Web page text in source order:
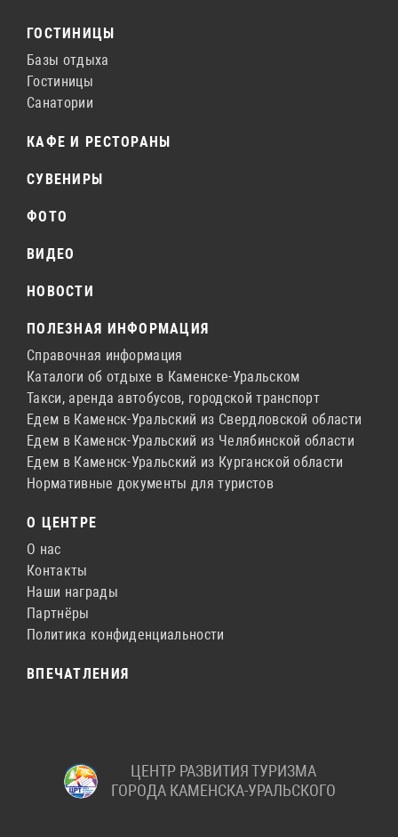
ГОСТИНИЦЫ
Базы отдыха
Гостиницы
Санатории
КАФЕ И РЕСТОРАНЫ
СУВЕНИРЫ
ФОТО
ВИДЕО
НОВОСТИ
ПОЛЕЗНАЯ ИНФОРМАЦИЯ
Справочная информация
Каталоги об отдыхе в Каменске-Уральском
Такси, аренда автобусов, городской транспорт
Едем в Каменск-Уральский из Свердловской области
Едем в Каменск-Уральский из Челябинской области
Едем в Каменск-Уральский из Курганской области
Нормативные документы для туристов
О ЦЕНТРЕ
О нас
Контакты
Наши награды
Партнёры
Политика конфиденциальности
ВПЕЧАТЛЕНИЯ
ЦЕНТР РАЗВИТИЯ ТУРИЗМА
ГОРОДА КАМЕНСКА-УРАЛЬСКОГО